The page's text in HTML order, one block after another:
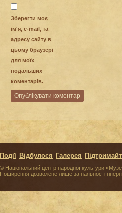
Зберегти моє
ім'я, e-mail, та
адресу сайту в
цьому браузері
для моїх
подальших
коментарів.
© Національний центр народної культури
Поширення дозволене лише за наявності
Події Відбулося Галерея